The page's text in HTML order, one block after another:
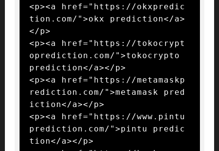
<p><a href="https://okxpredic
tion.com/">okx prediction</a>
</p>
<p><a href="https://tokocrypt
oprediction.com/">tokocrypto
prediction</a></p>
<p><a href="https://metamaskp
rediction.com/">metamask pred
iction</a></p>
<p><a href="https://www.pintu
prediction.com/">pintu predic
tion</a></p>